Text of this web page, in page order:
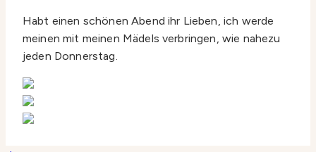
Habt einen schönen Abend ihr Lieben, ich werde
meinen mit meinen Mädels verbringen, wie nahezu
jeden Donnerstag.